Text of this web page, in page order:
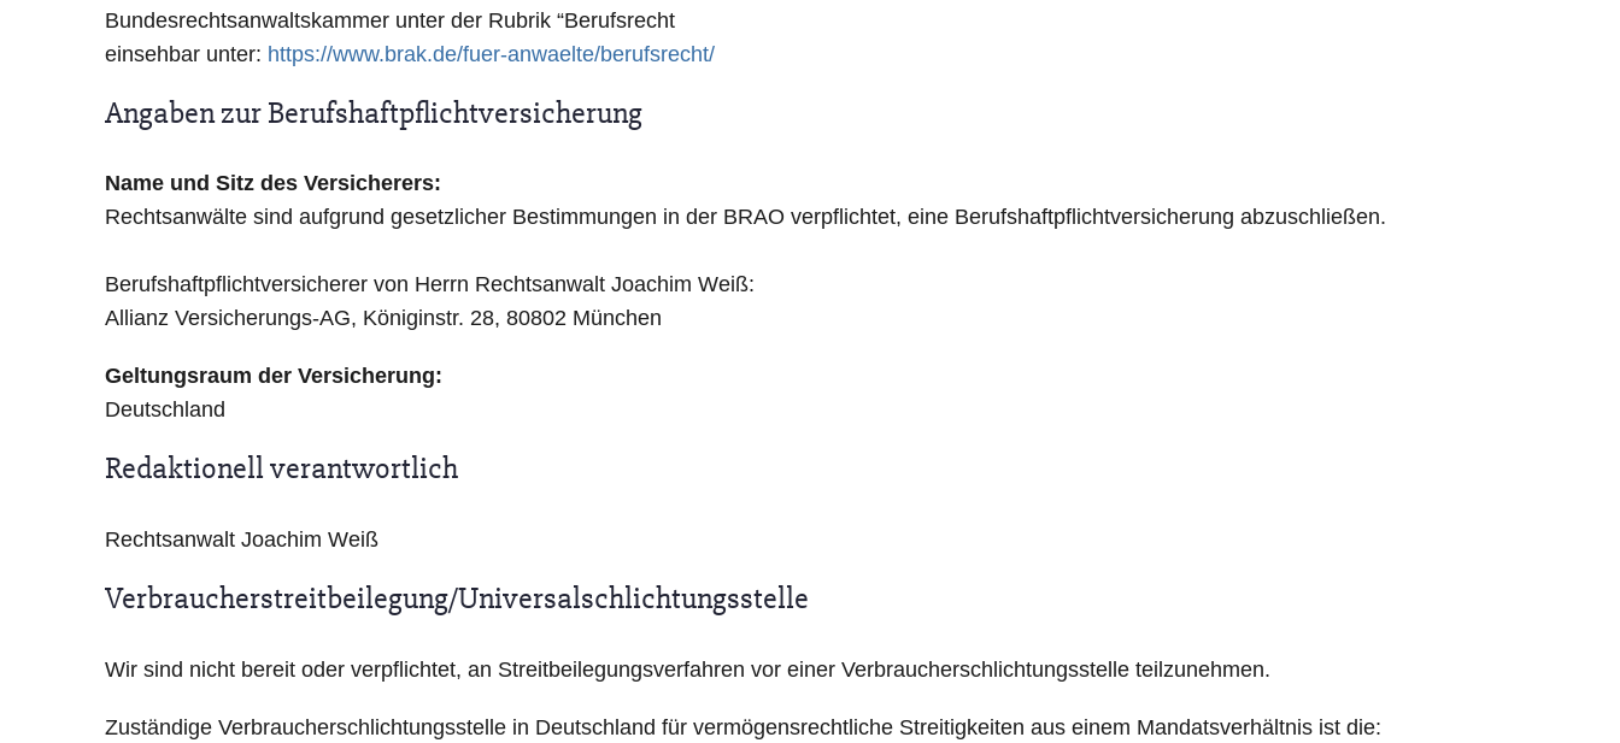
Bundesrechtsanwaltskammer unter der Rubrik “Berufsrecht
einsehbar unter: https://www.brak.de/fuer-anwaelte/berufsrecht/
Angaben zur Berufs­haftpflicht­versicherung
Name und Sitz des Versicherers:
Rechtsanwälte sind aufgrund gesetzlicher Bestimmungen in der BRAO verpflichtet, eine Berufshaftpflichtversicherung abzuschließen.
Berufshaftpflichtversicherer von Herrn Rechtsanwalt Joachim Weiß:
Allianz Versicherungs-AG, Königinstr. 28, 80802 München
Geltungsraum der Versicherung:
Deutschland
Redaktionell verantwortlich
Rechtsanwalt Joachim Weiß
Verbraucher­streit­beilegung/Universal­schlichtungs­stelle
Wir sind nicht bereit oder verpflichtet, an Streitbeilegungsverfahren vor einer Verbraucherschlichtungsstelle teilzunehmen.
Zuständige Verbraucherschlichtungsstelle in Deutschland für vermögensrechtliche Streitigkeiten aus einem Mandatsverhältnis ist die: